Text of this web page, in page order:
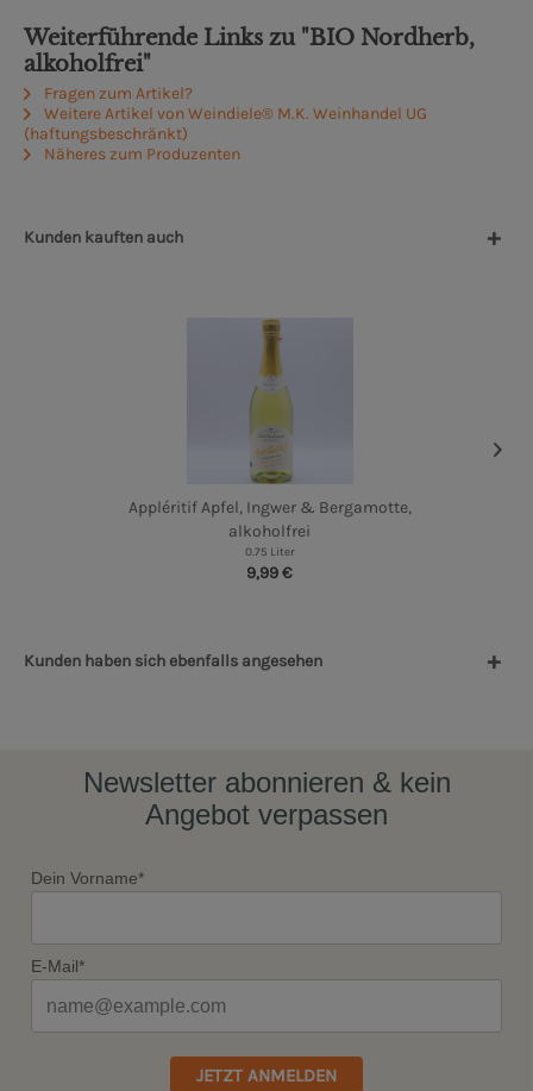
Weiterführende Links zu "BIO Nordherb,
alkoholfrei"
Fragen zum Artikel?
Weitere Artikel von Weindiele® M.K. Weinhandel UG
(haftungsbeschränkt)
Näheres zum Produzenten
Kunden kauften auch
Appléritif Apfel, Ingwer & Bergamotte,
alkoholfrei
0.75 Liter
9,99 €
Kunden haben sich ebenfalls angesehen
Newsletter abonnieren & kein
Angebot verpassen
Dein Vorname*
E-Mail*
JETZT ANMELDEN